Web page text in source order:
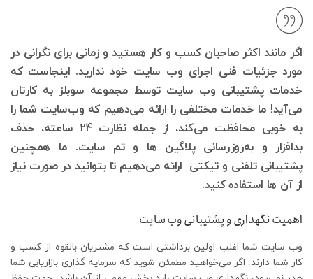
اگر مانند اکثر صاحبان کسب و کار هستید و زمانی برای نگرانی در
مورد جزئیات فنی اجرای وب سایت خود ندارید. اینجاست که
خدمات پشتیبانی وب سایت توسط مجموعه سوبلز به کارتان
می‌آید! ما خدمات مختلفی را ارائه می‌دهیم که وب‌سایت شما را
به خوبی محافظت می‌کند، از جمله نظارت 24 ساعته، حذف
بدافزار و به‌روزرسانی پلاگین ها و تم سایت. ما همچنین
پشتیبانی تلفنی و تیکتی ارائه می‌دهیم تا بتوانید در صورت نیاز
از آن ها استفاده کنید.
اهمیت نگهداری و پشتیبانی وب سایت
وب سایت شما اغلب اولین برداشتی است که مشتریان بالقوه از کسب و
کار شما دارند. اگر می‌خواهید مطمئن شوید که سرمایه گذاری بازاریابی شما